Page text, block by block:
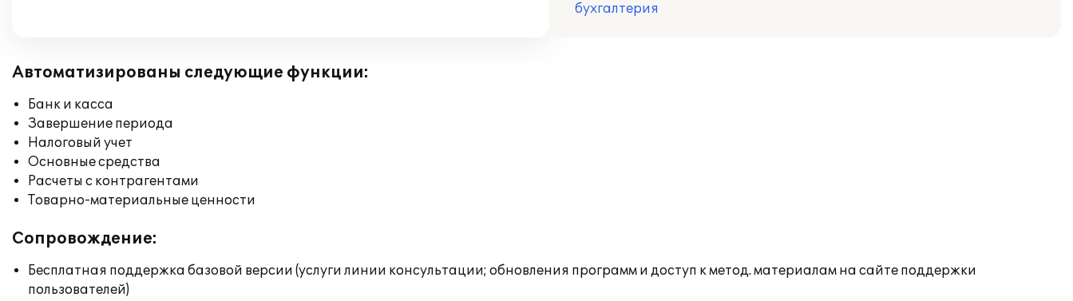
бухгалтерия
Автоматизированы следующие функции:
Банк и касса
Завершение периода
Налоговый учет
Основные средства
Расчеты с контрагентами
Товарно-материальные ценности
Сопровождение:
Бесплатная поддержка базовой версии (услуги линии консультации; обновления программ и доступ к метод. материалам на сайте поддержки
пользователей)